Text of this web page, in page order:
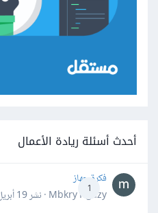
أحدث أسئلة ريادة الأعمال
1
فكرة جهاز
Mbkry Hgazy · نشر
19 أبريل